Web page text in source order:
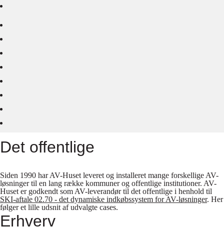
Det offentlige
Siden 1990 har AV-Huset leveret og installeret mange forskellige AV-
løsninger til en lang række kommuner og offentlige institutioner. AV-
Huset er godkendt som AV-leverandør til det offentlige i henhold til
SKI-aftale 02.70 - det dynamiske indkøbssystem for AV-løsninger. Her
følger et lille udsnit af udvalgte cases.
Erhverv